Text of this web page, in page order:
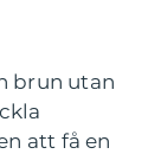
brun utan
att få en